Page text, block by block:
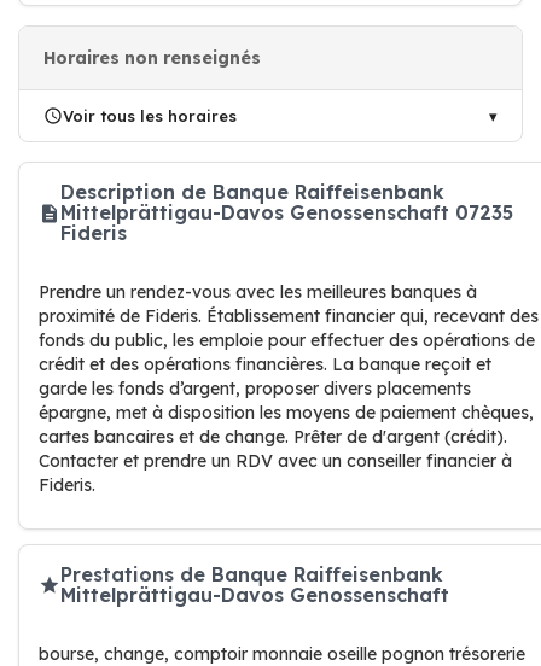
Horaires non renseignés
Voir tous les horaires
Description de Banque Raiffeisenbank
Mittelprättigau-Davos Genossenschaft 07235
Fideris
Prendre un rendez-vous avec les meilleures banques à
proximité de Fideris. Établissement financier qui, recevant des
fonds du public, les emploie pour effectuer des opérations de
crédit et des opérations financières. La banque reçoit et
garde les fonds d’argent, proposer divers placements
épargne, met à disposition les moyens de paiement chèques,
cartes bancaires et de change. Prêter de d'argent (crédit).
Contacter et prendre un RDV avec un conseiller financier à
Fideris.
Prestations de Banque Raiffeisenbank
Mittelprättigau-Davos Genossenschaft
bourse, change, comptoir monnaie oseille pognon trésorerie